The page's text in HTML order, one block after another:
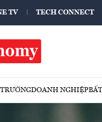
TV TECH CONNECT
DOANH NGHIỆP